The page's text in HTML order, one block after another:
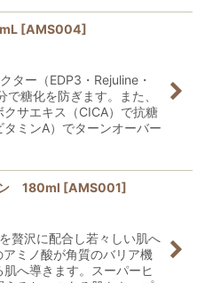
[AMS004]
ター（EDP3・Rejuline・
糖化を防ぎます。また、
クサエキス（CICA）で抗糖
ミンA）でターンオーバー
ン 180ml [AMS001]
贅沢に配合し若々しい肌へ
ミノ酸が角質のバリア機
へ導きます。スーパーヒ